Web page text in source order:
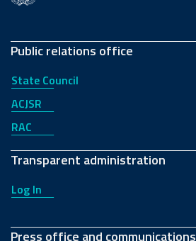
Public relations office
State Council
ACJSR
RAC
Transparent administration
Log In
Press office and communications